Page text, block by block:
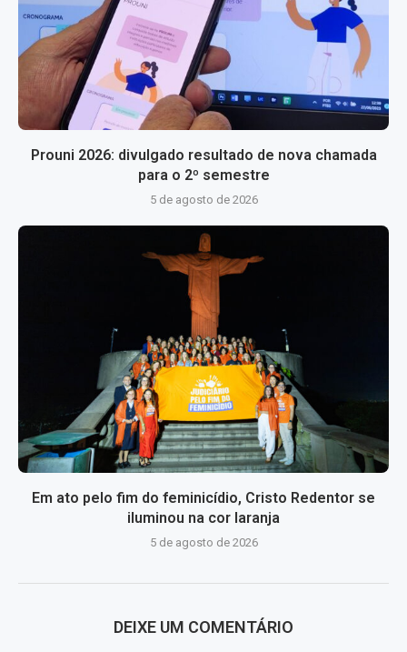
Prouni 2026: divulgado resultado de nova chamada
para o 2º semestre
5 de agosto de 2026
Em ato pelo fim do feminicídio, Cristo Redentor se
iluminou na cor laranja
5 de agosto de 2026
DEIXE UM COMENTÁRIO